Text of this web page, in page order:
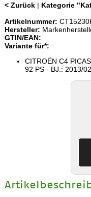
< Zurück| Kategorie
Artikelnummer:
Hersteller:
GTIN/EAN:
Variante für*:
CITROËN C4
92 PS - BJ.: 2013/